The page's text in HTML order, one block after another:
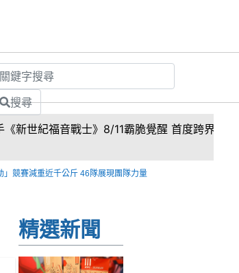
搜尋
11霸脆覺醒 首度跨界台灣速食品牌！
」競賽減重近千公斤 46隊展現團隊力量
精選新聞